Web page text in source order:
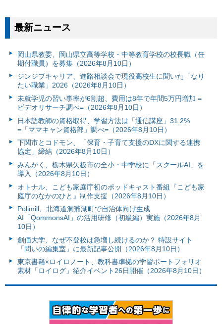
最新ニュース
岡山県教委、岡山県立高等学校・中等教育学校の校長職（任
期付職員）を募集（2026年8月10日）
ジンジブキャリア、進路相談会で現役高校生に聞いた「なり
たい職業」2026（2026年8月10日）
未就学児の習い事率が6割超、費用は8年で年間5万円増加 =
ビデオリサーチ調べ=（2026年8月10日）
日本語教師の資格取得、学習方法は「通信講座」31.2%
=「ママキャン資格部」調べ=（2026年8月10日）
下関市とコドモン、「保育・子育て支援のDXに関する連携
協定」締結（2026年8月10日）
みんがく、栃木県矢板市の全小・中学校に「スクールAI」を
導入（2026年8月10日）
オトナル、こども家庭庁初のポッドキャスト番組『こども家
庭庁のなかのひと』制作支援（2026年8月10日）
Polimill、北海道洞爺湖町で自治体向け生成
AI「QommonsAI」の活用研修（初級編）実施（2026年8月
10日）
創価大学、なぜ不登校は急増し続けるのか？ 特設サイト
「問いの編集室」に最新記事公開（2026年8月10日）
東京書籍×ロイロノート、教科書準拠の学習ポートフォリオ
素材「ロイログ」紹介イベント26日開催（2026年8月10日）